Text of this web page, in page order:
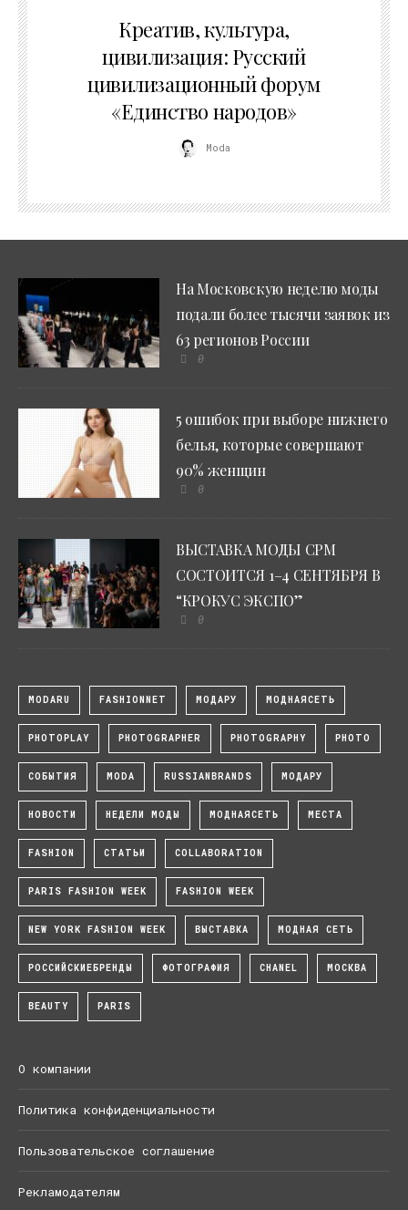
Креатив, культура,
цивилизация: Русский
цивилизационный форум
«Единство народов»
Moda
На Московскую неделю моды
подали более тысячи заявок из
63 регионов России
0
5 ошибок при выборе нижнего
белья, которые совершают
90% женщин
0
ВЫСТАВКА МОДЫ CPM
СОСТОИТСЯ 1–4 СЕНТЯБРЯ В
“КРОКУС ЭКСПО”
0
MODARU FASHIONNET МОДАРУ МОДНАЯСЕТЬ
PHOTOPLAY PHOTOGRAPHER PHOTOGRAPHY PHOTO
СОБЫТИЯ MODA RUSSIANBRANDS МОДАРУ
НОВОСТИ НЕДЕЛИ МОДЫ МОДНАЯСЕТЬ МЕСТА
FASHION СТАТЬИ COLLABORATION
PARIS FASHION WEEK FASHION WEEK
NEW YORK FASHION WEEK ВЫСТАВКА МОДНАЯ СЕТЬ
РОССИЙСКИЕБРЕНДЫ ФОТОГРАФИЯ CHANEL МОСКВА
BEAUTY PARIS
О компании
Политика конфиденциальности
Пользовательское соглашение
Рекламодателям